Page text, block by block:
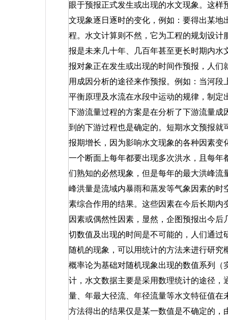
眼于预报正式发生或出现的水文现象。这
文现象逐日逐时的变化，例如：要得出某
程。水文计算则不然，它为工程的规划设
报是未来几十年、几百年甚至更长时期内
报对象正在发生或出现的时间作预报，人
用成因分析的途径来作预报。例如：当河
平衡原理及水流在水段中运动的规律，制
下游流量过程的方案是在分析了下游流量
到的下游过程也是确定的。短期水文预报
报期增长，因为影响水文现象的各种因素
一个断面上每年都要出现多次洪水，且每
们熟知的必然现象，但是每年的最大洪峰
峰洪量是流域内暴雨和蒸发等气象因素的
素综合作用的结果。这些因素在今后长期
因素或偶然性因素，显然，企图预报出今
切数值及出现的时间是不可能的，人们通
随机的现象，可以用统计的方法来进行研
概率论为基础对随机现象出现的数值系列
计，水文数据主要是采用数理统计的途径
量、年最大径流、年径流量等水文特征值
方法得出的结果仅是某一数值是不确定的